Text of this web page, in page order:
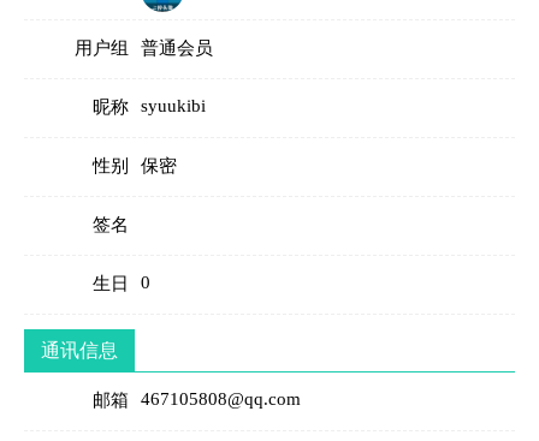
用户组 普通会员
昵称 syuukibi
性别 保密
签名
生日 0
通讯信息
邮箱 467105808@qq.com